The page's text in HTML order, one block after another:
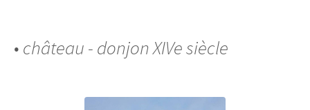
• château - donjon XIVe siècle